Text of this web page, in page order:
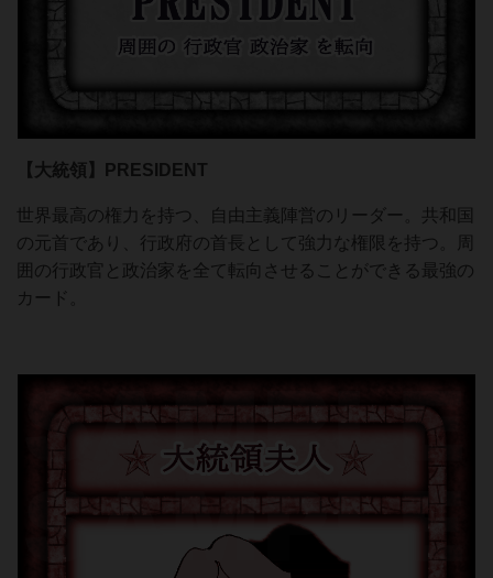
【大統領】PRESIDENT
世界最高の権力を持つ、自由主義陣営のリーダー。共和国
の元首であり、行政府の首長として強力な権限を持つ。周
囲の行政官と政治家を全て転向させることができる最強の
カード。